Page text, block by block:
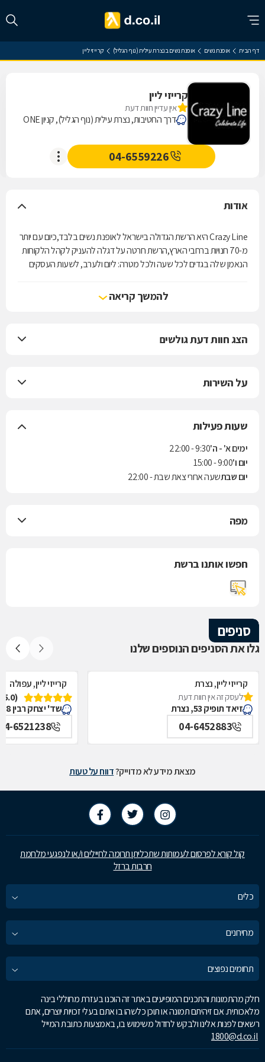
דף הבית אופנת נשים אופנת נשים בנצרת עילית (נוף הגליל) קרייזי ליין
קרייזי ליין
אין עדיין חוות דעת
דרך החטיבות, נצרת עילית (נוף הגליל), קניון ONE
04-6559226
אודות
Crazy Line היא הרשת הגדולה בישראל לאופנת נשים בלבד,כיום עם יותר
מ-70 חנויות ברחבי הארץ,הרשת חרטה על דגלה להעניק לקהל הלקוחות
הנאמן שלה בגדים לכל שעה ולכל מטרה: ליום ולערב, לשעות העסקים
הקהל שלה, מחויבת ללמוד את טעמן, להבין את צרכיהן ולתרגם עבורן את
המגמות באופנה העולמית לפריטים לבישים, נשיים ומחמיאים המותאמים
להמשך קריאה
הצג חוות דעת גולשים
על השירות
שעות פעילות
ימים א' - ה'9:30 - 22:00
יום ו'9:00 - 15:00
יום שבתשעה אחרי צאת שבת - 22:00
מפה
חפשו אותנו ברשת
סניפים
גלו את הסניפים הנוספים שלנו
קרייזי ליין, נצרת
לעסק זה אין חוות דעת
זיאד תופיק 53, נצרת
04-6452883
קרייזי ליין, עפולה
(5.0)
שד' יצחק רבין 18, עפולה
6521238
מצאת מידע לא מדוייק?דווח על טעות
קול קורא לפרסום לעמותות שתכליתן תרומה לחיילים ו/או לנפגעי מלחמת
חרבות ברזל
כלים
מחירונים
תחומים נפוצים
חלק מהתמונות והתכנים המופיעים באתר זה הוכנו בעזרת מחוללי בינה
מלאכותית. אם זיהיתם תמונה או תוכן כלשהו בו אתם בעלי זכויות יוצרים, אתם
רשאים לפנות אלינו ולבקש לחדול משימוש בו, באמצעות כתובת המייל
1800@d.co.il